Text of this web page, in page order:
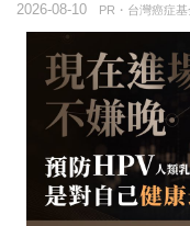
PR・台灣癌症基
2026-08-10